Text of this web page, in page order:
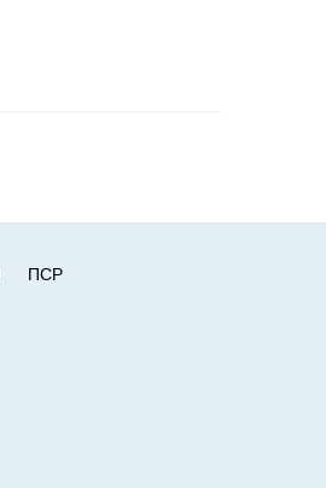
ПСР